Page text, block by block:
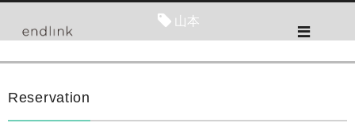
山本
Reservation